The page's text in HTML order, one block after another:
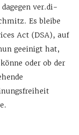
ver.di-
Es bleibe
Act (DSA), auf
geeinigt hat,
oder ob der